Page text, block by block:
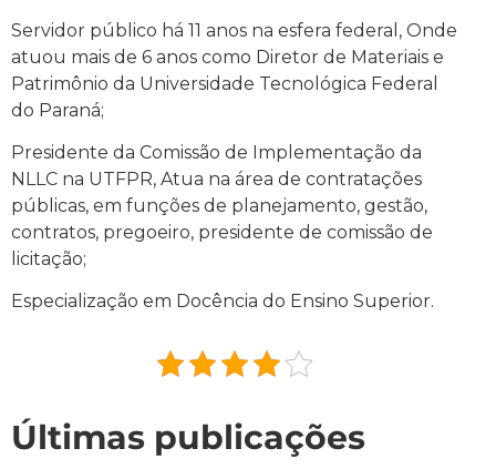
Servidor público há 11 anos na esfera federal, Onde
atuou mais de 6 anos como Diretor de Materiais e
Patrimônio da Universidade Tecnológica Federal
do Paraná;
Presidente da Comissão de Implementação da
NLLC na UTFPR, Atua na área de contratações
públicas, em funções de planejamento, gestão,
contratos, pregoeiro, presidente de comissão de
licitação;
Especialização em Docência do Ensino Superior.
Últimas publicações